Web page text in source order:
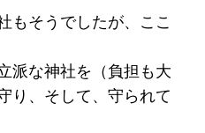
もそうでしたが、ここ
派な神社を（負担も大
り、そして、守られて